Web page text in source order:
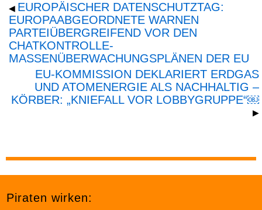
◀ EUROPÄISCHER DATENSCHUTZTAG:
EUROPAABGEORDNETE WARNEN
PARTEIÜBERGREIFEND VOR DEN
CHATKONTROLLE-
MASSENÜBERWACHUNGSPLÄNEN DER EU
EU-KOMMISSION DEKLARIERT ERDGAS
UND ATOMENERGIE ALS NACHHALTIG –
KÖRBER: „KNIEFALL VOR LOBBYGRUPPE“￼
▶
Piraten wirken: